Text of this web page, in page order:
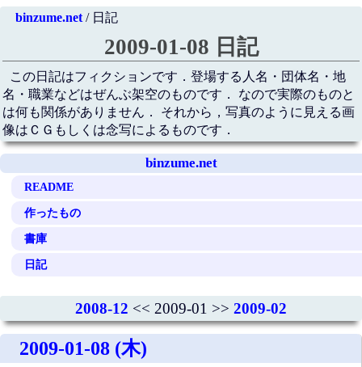
binzume.net/ 日記
2009-01-08 日記
この日記はフィクションです．登場する人名・団体名・地
名・職業などはぜんぶ架空のものです． なので実際のものと
は何も関係がありません． それから，写真のように見える画
像はＣＧもしくは念写によるものです．
binzume.net
README
作ったもの
書庫
日記
2008-12 << 2009-01 >> 2009-02
2009-01-08 (木)